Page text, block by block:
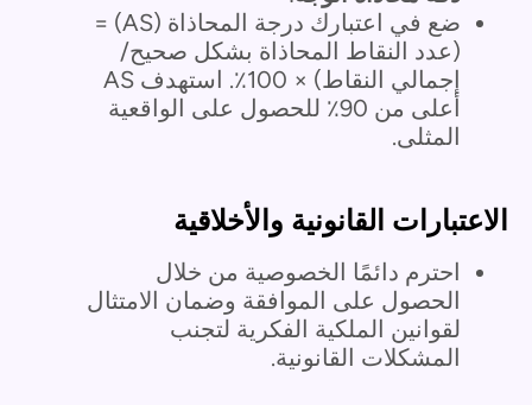
ضع في اعتبارك درجة المحاذاة (AS) =
(عدد النقاط المحاذاة بشكل صحيح/
إجمالي النقاط) × 100٪. استهدف AS
أعلى من 90٪ للحصول على الواقعية
المثلى.
الاعتبارات القانونية والأخلاقية
احترم دائمًا الخصوصية من خلال
الحصول على الموافقة وضمان الامتثال
لقوانين الملكية الفكرية لتجنب
المشكلات القانونية.